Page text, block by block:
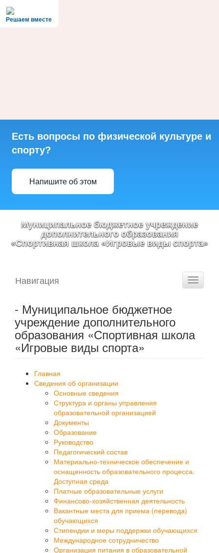
Решаем вместе
Есть вопросы по физической культуре и
спорту?
Напишите об этом
Муниципальное бюджетное учреждение
дополнительного образования
«Спортивная школа «Игровые виды спорта»
Toggle
Навигация
- Муниципальное бюджетное
учреждение дополнительного
образования «Спортивная школа
«Игровые виды спорта»
Главная
Сведения об организации
Основные сведения
Структура и органы управления
образовательной организацией
Документы
Образование
Руководство
Педагогический состав
Материально-техническое обеспечение и
оснащенность образовательного процесса.
Доступная среда
Платные образовательные услуги
Финансово-хозяйственная деятельность
Вакантные места для приема (перевода)
обучающихся
Стипендии и меры поддержки обучающихся
Международное сотрудничество
Организация питания в образовательной